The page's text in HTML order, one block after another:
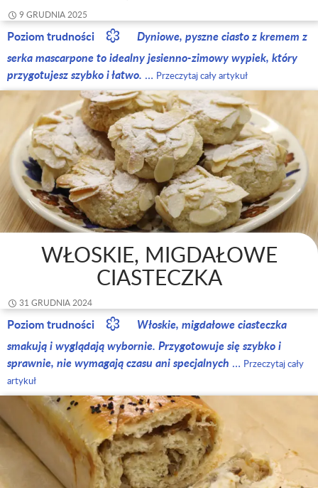
9 GRUDNIA 2025
Poziom trudności
Dyniowe, pyszne ciasto z kremem z
serka mascarpone to idealny jesienno-zimowy wypiek, który
przygotujesz szybko i łatwo. … Przeczytaj cały artykuł
WŁOSKIE, MIGDAŁOWE
CIASTECZKA
31 GRUDNIA 2024
Poziom trudności
Włoskie, migdałowe ciasteczka
smakują i wyglądają wybornie. Przygotowuje się szybko i
sprawnie, nie wymagają czasu ani specjalnych … Przeczytaj cały
artykuł